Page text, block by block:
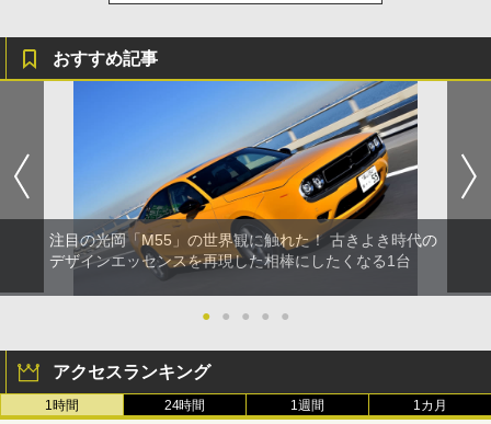
おすすめ記事
注目の光岡「M55」の世界観に触れた！ 古きよき時代の
デザインエッセンスを再現した相棒にしたくなる1台
● ● ● ● ●
アクセスランキング
1時間 24時間 1週間 1カ月